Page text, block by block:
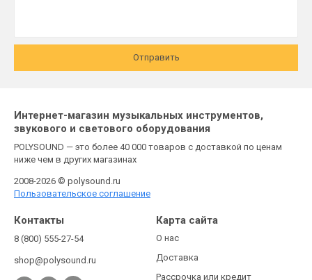
Отправить
Интернет-магазин музыкальных инструментов,
звукового и светового оборудования
POLYSOUND — это более 40 000 товаров с доставкой по ценам
ниже чем в других магазинах
2008-2026 © polysound.ru
Пользовательское соглашение
Контакты
8 (800) 555-27-54
shop@polysound.ru
Карта сайта
О нас
Доставка
Рассрочка или кредит